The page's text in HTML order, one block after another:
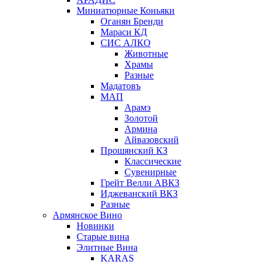
Миниатюрные Коньяки
Оганян Бренди
Мараси КД
СИС АЛКО
Животные
Храмы
Разные
Мадатовъ
МАП
Арамэ
Золотой
Армина
Айвазовский
Прошянский КЗ
Классические
Сувенирные
Грейт Велли АВКЗ
Иджеванский ВКЗ
Разные
Армянское Вино
Новинки
Старые вина
Элитные Вина
KARAS